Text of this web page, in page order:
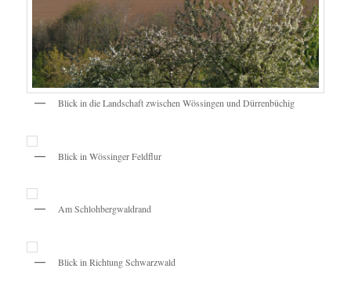
Blick in die Landschaft zwischen Wössingen und Dürrenbüchig
Blick in Wössinger Feldflur
Am Schlohbergwaldrand
Blick in Richtung Schwarzwald